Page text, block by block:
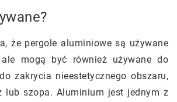
że pergole aluminiowe są używane
mogą być również używane do
zakrycia nieestetycznego obszaru,
lub szopa. Aluminium jest jednym z